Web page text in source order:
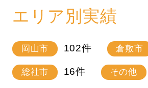
エリア別実績
岡山市 102件 倉敷市
総社市 16件 その他